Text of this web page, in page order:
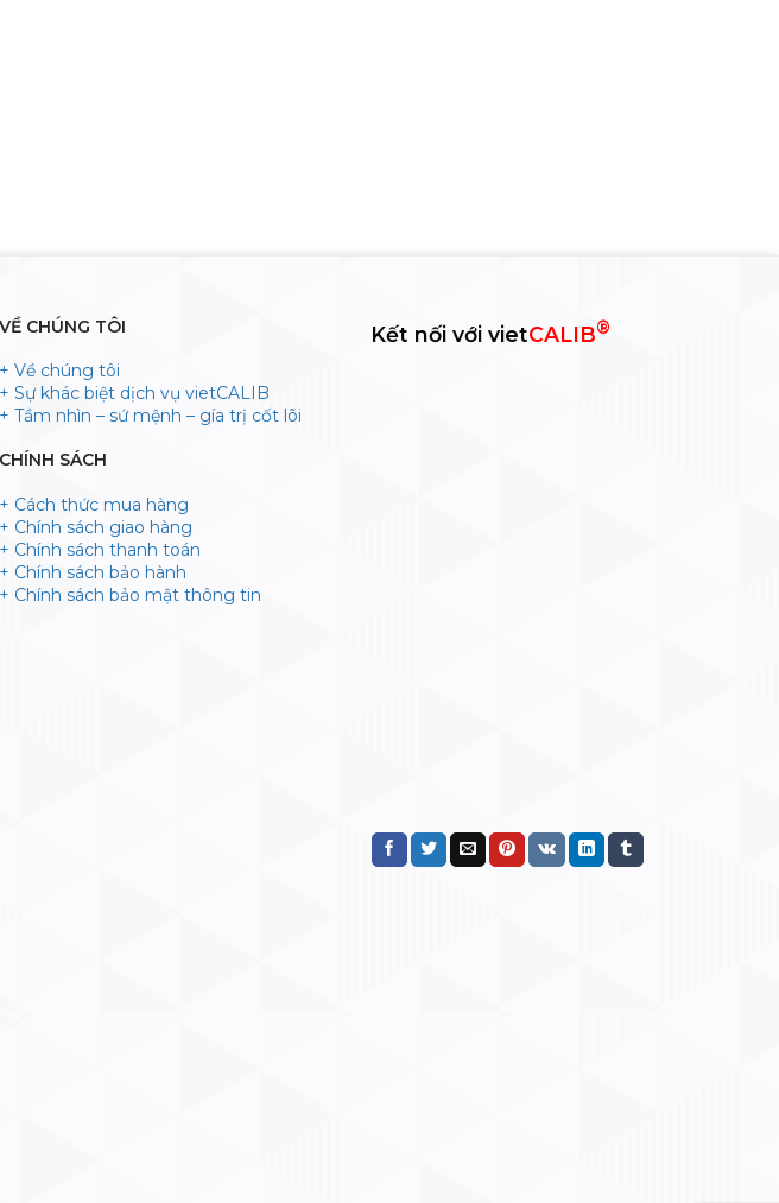
VỀ CHÚNG TÔI
+ Về chúng tôi
+ Sự khác biệt dịch vụ vietCALIB
+ Tầm nhìn – sứ mệnh – gía trị cốt lõi
CHÍNH SÁCH
+ Cách thức mua hàng
+ Chính sách giao hàng
+ Chính sách thanh toán
+ Chính sách bảo hành
+ Chính sách bảo mật thông tin
Kết nối với vietCALIB®